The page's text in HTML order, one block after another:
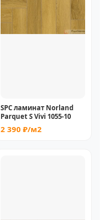
SPC ламинат Norland
Parquet S Vivi 1055-10
2 390 ₽/м2